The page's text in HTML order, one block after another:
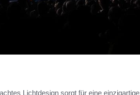
Lichtdesign sorgt für eine einzigartige